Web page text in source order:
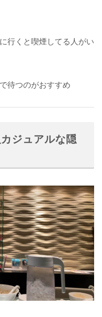
行くと喫煙してる人がい
待つのがおすすめ
ジュアルな隠